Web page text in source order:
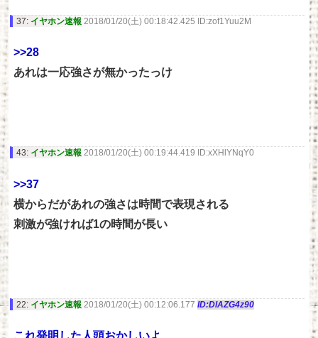
37: イヤホン速報 2018/01/20(土) 00:18:42.425 ID:zof1Yuu2M
>>28
あれは一応強さが無かったっけ
43: イヤホン速報 2018/01/20(土) 00:19:44.419 ID:xXHlYNqY0
>>37
横からだがあれの強さは時間で表現される
刺激が強ければ1の時間が長い
22: イヤホン速報 2018/01/20(土) 00:12:06.177 ID:DlAZG4z90
これ発明した人頭おかしいよ